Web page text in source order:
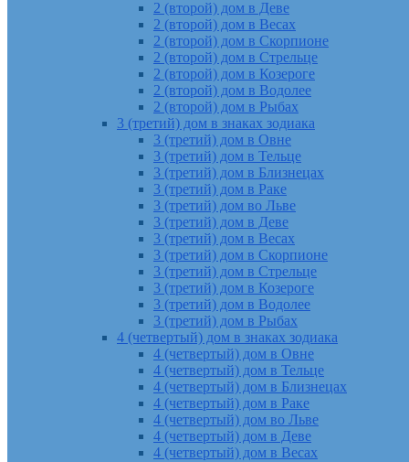
2 (второй) дом в Деве
2 (второй) дом в Весах
2 (второй) дом в Скорпионе
2 (второй) дом в Стрельце
2 (второй) дом в Козероге
2 (второй) дом в Водолее
2 (второй) дом в Рыбах
3 (третий) дом в знаках зодиака
3 (третий) дом в Овне
3 (третий) дом в Тельце
3 (третий) дом в Близнецах
3 (третий) дом в Раке
3 (третий) дом во Льве
3 (третий) дом в Деве
3 (третий) дом в Весах
3 (третий) дом в Скорпионе
3 (третий) дом в Стрельце
3 (третий) дом в Козероге
3 (третий) дом в Водолее
3 (третий) дом в Рыбах
4 (четвертый) дом в знаках зодиака
4 (четвертый) дом в Овне
4 (четвертый) дом в Тельце
4 (четвертый) дом в Близнецах
4 (четвертый) дом в Раке
4 (четвертый) дом во Льве
4 (четвертый) дом в Деве
4 (четвертый) дом в Весах